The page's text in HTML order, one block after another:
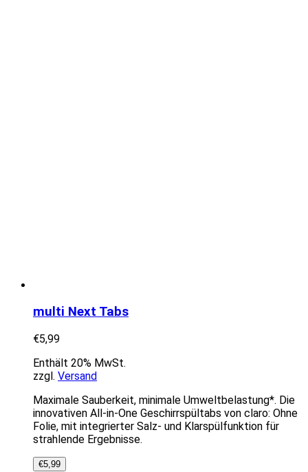
multi Next Tabs
€5,99
Enthält 20% MwSt.
zzgl. Versand
Maximale Sauberkeit, minimale Umweltbelastung*. Die
innovativen All-in-One Geschirrspültabs von claro: Ohne
Folie, mit integrierter Salz- und Klarspülfunktion für
strahlende Ergebnisse.
€5,99